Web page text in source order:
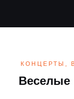
КОНЦЕРТЫ,
Веселые